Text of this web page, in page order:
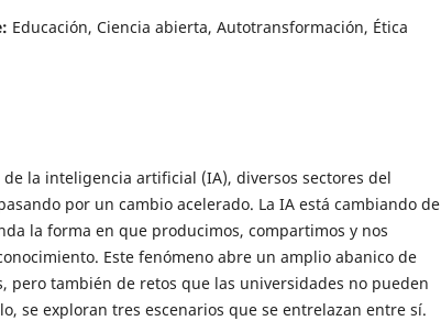
Educación, Ciencia abierta, Autotransformación, Ética
de la inteligencia artificial (IA), diversos sectores del
por un cambio acelerado. La IA está cambiando de
la forma en que producimos, compartimos y nos
Este fenómeno abre un amplio abanico de
pero también de retos que las universidades no pueden
se exploran tres escenarios que se entrelazan entre sí.